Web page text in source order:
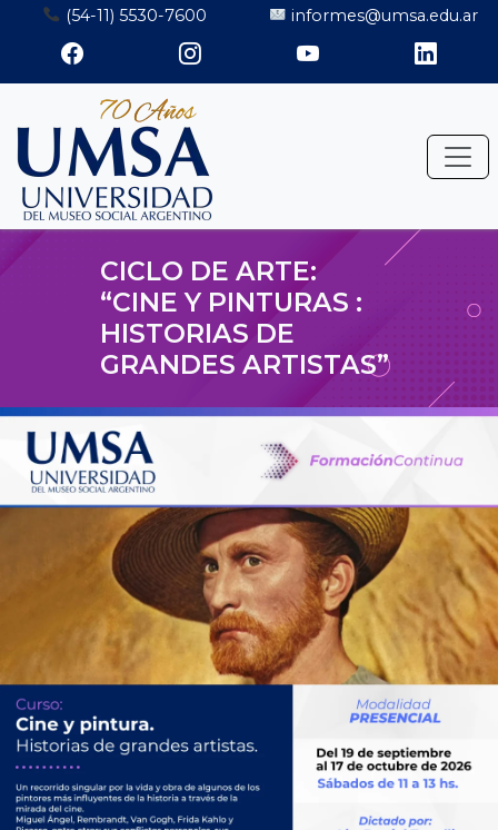
Saltar
contenido
(54-11) 5530-7600 informes@umsa.edu.ar
CICLO DE ARTE:
“CINE Y PINTURAS :
HISTORIAS DE
GRANDES ARTISTAS”